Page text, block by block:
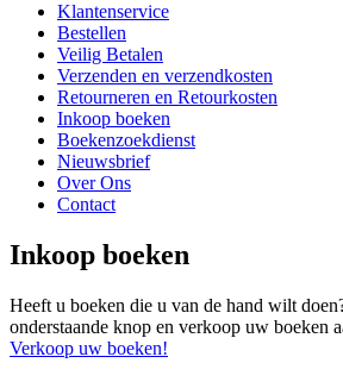
Klantenservice
Bestellen
Veilig Betalen
Verzenden en verzendkosten
Retourneren en Retourkosten
Inkoop boeken
Boekenzoekdienst
Nieuwsbrief
Over Ons
Contact
Inkoop boeken
Heeft u boeken die u van de hand wilt
onderstaande knop en verkoop uw boeken
Verkoop uw boeken!